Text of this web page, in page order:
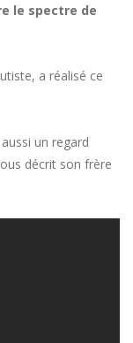
le spectre de
a réalisé ce
un regard
décrit son frère